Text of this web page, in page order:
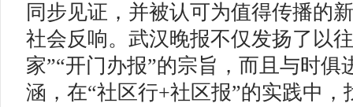
同步见证，并被认可为值得传播的
社会反响。武汉晚报不仅发扬了以
家”“开门办报”的宗旨，而且与时俱
涵，在“社区行+社区报”的实践中，